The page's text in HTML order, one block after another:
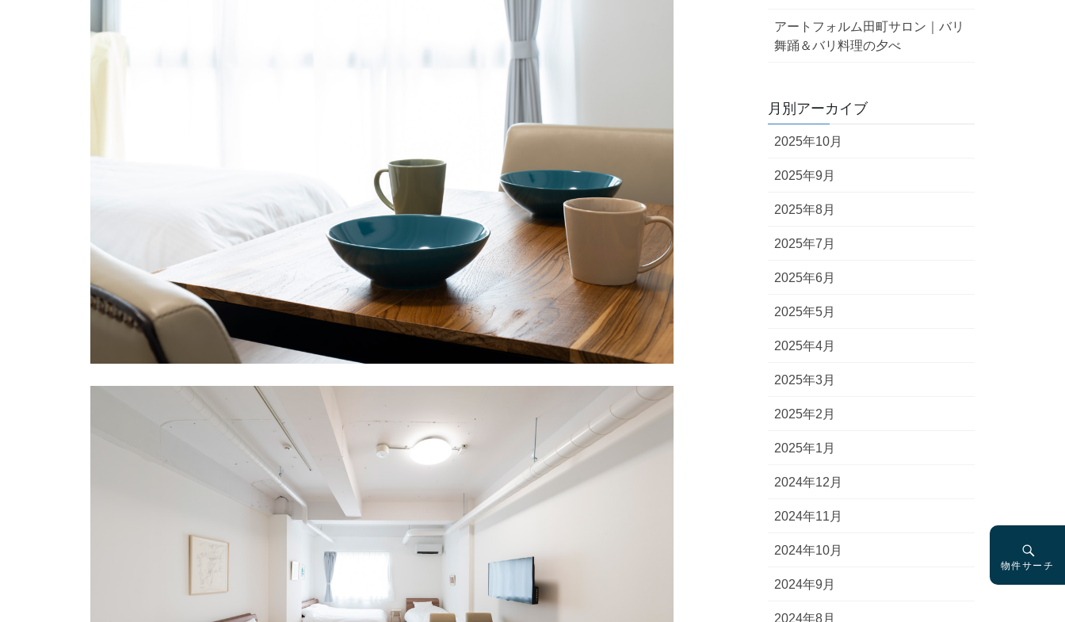
アートフォルム田町サロン｜バリ
舞踊＆バリ料理の夕べ
月別アーカイブ
2025年10月
2025年9月
2025年8月
2025年7月
2025年6月
2025年5月
2025年4月
2025年3月
2025年2月
2025年1月
2024年12月
2024年11月
2024年10月
2024年9月
2024年8月
物件サーチ